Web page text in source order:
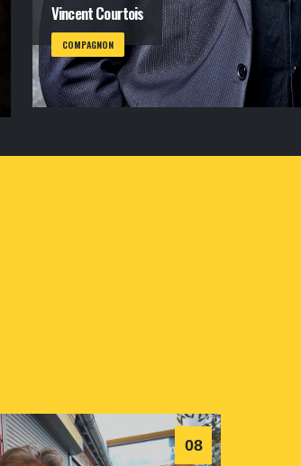
Vincent Courtois
COMPAGNON
08